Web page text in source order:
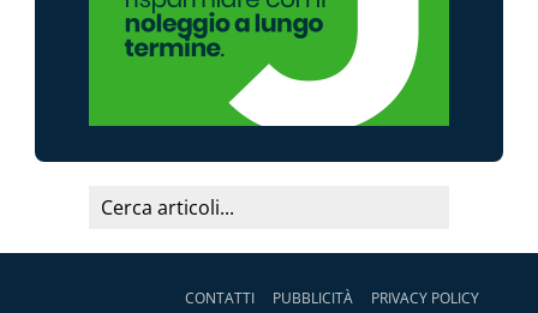
CONTATTI PUBBLICITÀ PRIVACY POLICY